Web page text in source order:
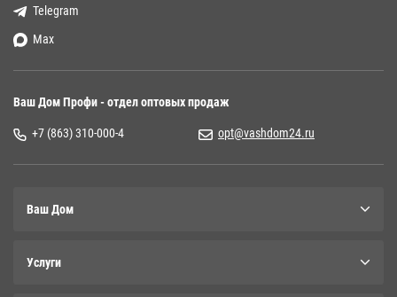
Telegram
Max
Ваш Дом Профи - отдел оптовых продаж
+7 (863) 310-000-4 opt@vashdom24.ru
Ваш Дом
Услуги